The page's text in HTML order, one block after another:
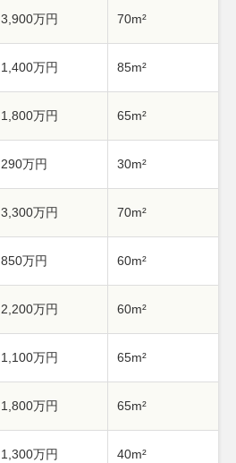
3,900万円 70m²
1,400万円 85m²
1,800万円 65m²
290万円 30m²
3,300万円 70m²
850万円 60m²
2,200万円 60m²
1,100万円 65m²
1,800万円 65m²
1,300万円 40m²